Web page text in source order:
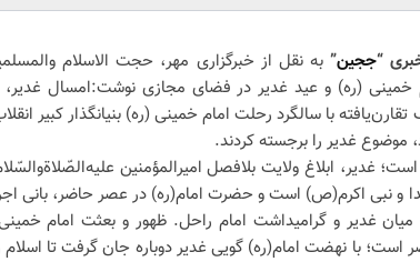
“ججین” به نقل از خبرگزاری مهر، حجت الاسلام
خمینی (ره) و عید غدیر در فضای مجازی نوشت:امسال غدیر،
با سالگرد رحلت امام خمینی (ره) بنیانگذار کبیر
غدیر را برجسته کردند.
است؛ غدیر، ابلاغ ولایت بلافصل امیرالمؤمنین
و نبی اکرم(ص) است و حضرت امام(ره) در عصر حاضر، بانی
میان غدیر و گرامیداشت امام راحل. ظهور و بعثت امام
است؛ با نهضت امام(ره) گویی غدیر دوباره جان گرفت تا